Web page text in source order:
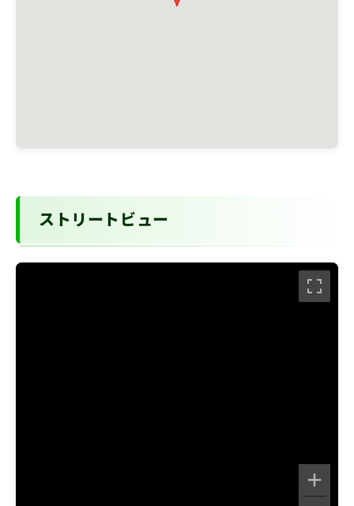
ストリートビュー